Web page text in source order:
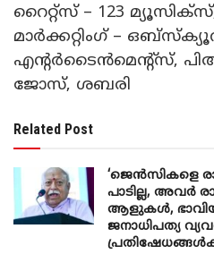
റൈറ്റ്സ് – 123
മാർക്കറ്റിംഗ് –
എന്റർടൈൻമെന്റ്സ്,
ജോസ്, ശബരി
Related Post
‘ജെൻസികളെ
പാടില്ല, അവർ
ആളുകൾ,
ജനാധിപത്യ